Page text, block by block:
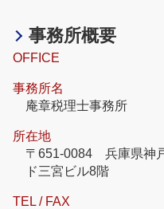
事務所概要
OFFICE
事務所名
庵章税理士事務所
所在地
〒651-0084 兵庫県神
ド三宮ビル8階
TEL / FAX